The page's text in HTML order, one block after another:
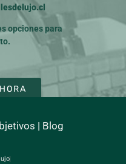
opciones para
| Blog